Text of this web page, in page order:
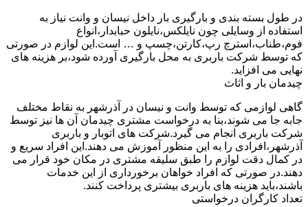
در طول بسته بندی و بارگیری بار داخل نیسان و وانت نیاز به
استفاده از وسایلی چون نایلکس،نایلون حبابدار،انواع
فوم،طناب،استرچ رپ،کارتن،چسپ و … است.این لوازم در صورتی
که توسط شرکت باربری به محل بارگیری آورده شود،بر هزینه های
نهایی می افزاید.
چیدمان بار و اثاث
گاهی لوازمی که توسط وانت و نیسان در آذرشهر به نقاط مختلف
جابه جا می شوند،بنا به درخواست مشتری چیدمان آن ها نیز توسط
شرکت باربری انجام می گیرد.شرکت های اتوبار و باربری
آذرشهر،افرادی را به این منظور آموزش می دهند.این افراد سریع و
در کمال دقت لوازم را طبق سلیقه مشتری در مکان خود قرار می
دهند.در صورتی که افراد خواهان برخورداری از این خدمات
باشند،باید هزینه های باربری بیشتری پرداخت کنند.
تعداد کارگران درخواستی